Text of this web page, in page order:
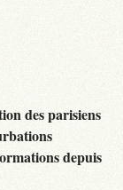
des parisiens
depuis